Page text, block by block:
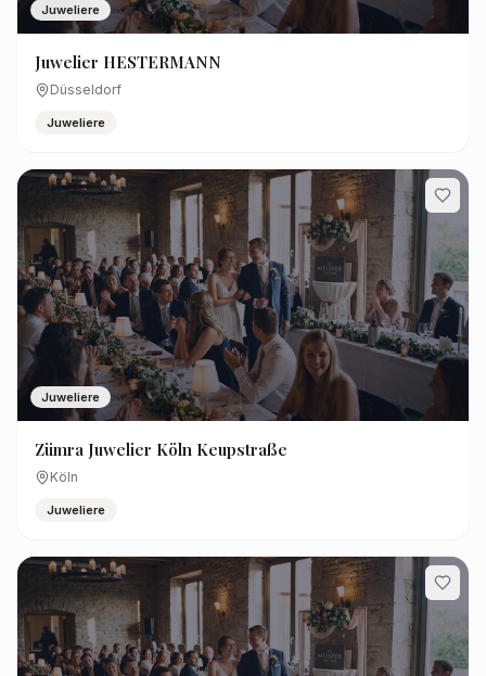
Juweliere
Juwelier HESTERMANN
Düsseldorf
Juweliere
Juweliere
Zümra Juwelier Köln Keupstraße
Köln
Juweliere